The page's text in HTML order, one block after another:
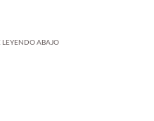
LEYENDO ABAJO